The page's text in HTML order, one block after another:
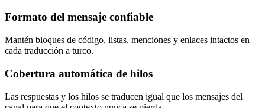
Formato del mensaje confiable
Mantén bloques de código, listas, menciones y enlaces intactos en
cada traducción a turco.
Cobertura automática de hilos
Las respuestas y los hilos se traducen igual que los mensajes del